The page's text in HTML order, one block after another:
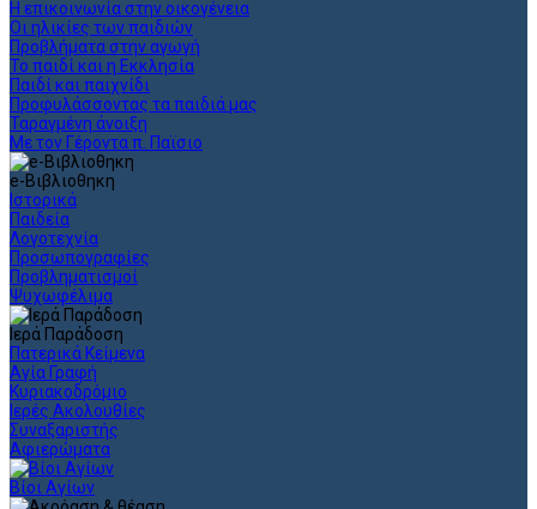
Η επικοινωνία στην οικογένεια
Οι ηλικίες των παιδιών
Προβλήματα στην αγωγή
Το παιδί και η Εκκλησία
Παιδί και παιχνίδι
Προφυλάσσοντας τα παιδιά μας
Ταραγμένη άνοιξη
Με τον Γέροντα π. Παϊσιο
e-Βιβλιοθηκη
Ιστορικά
Παιδεία
Λογοτεχνία
Προσωπογραφίες
Προβληματισμοί
Ψυχωφέλιμα
Ιερά Παράδοση
Πατερικά Κείμενα
Αγία Γραφή
Κυριακοδρόμιο
Ιερές Ακολουθίες
Συναξαριστής
Αφιερώματα
Βίοι Αγίων